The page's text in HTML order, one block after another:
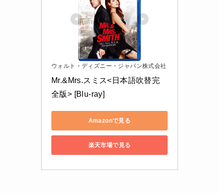
ウォルト・ディズニー・ジャパン株式会社
Mr.&Mrs.スミス<日本語吹替完
全版> [Blu-ray]
Amazonで見る
楽天市場で見る